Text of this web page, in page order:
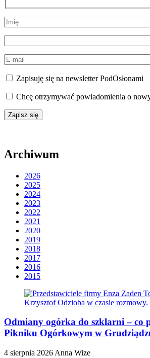
Zapisuję się na newsletter PodOsłonami
Chcę otrzymywać powiadomienia o
Archiwum
2026
2025
2024
2023
2022
2021
2020
2019
2018
2017
2016
2015
Odmiany ogórka do szklarni – co
Pikniku Ogórkowym w
4 sierpnia 2026 Anna Wize